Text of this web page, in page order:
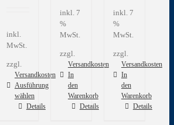
inkl.
MwSt.
zzgl.
Versandkosten
Ausführung
wählen
Dieses Details
inkl. 7
%
MwSt.
zzgl.
Versandkosten
In
den
Warenkorb
Details
inkl. 7
%
MwSt.
zzgl.
Versandkosten
In
den
Warenkorb
Details